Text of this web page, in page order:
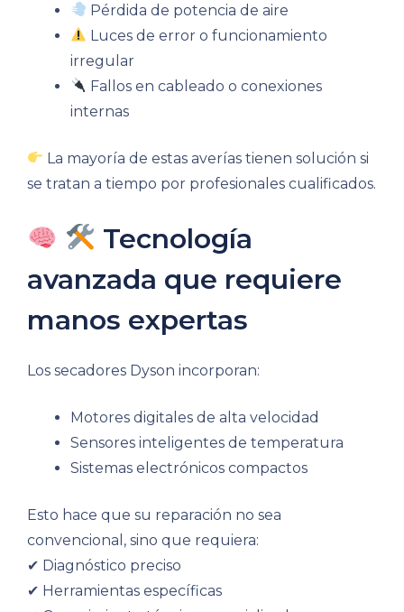
Pérdida de potencia de aire
Luces de error o funcionamiento
irregular
Fallos en cableado o conexiones
internas
La mayoría de estas averías tienen solución si
se tratan a tiempo por profesionales cualificados.
Tecnología
avanzada que requiere
manos expertas
Los secadores Dyson incorporan:
Motores digitales de alta velocidad
Sensores inteligentes de temperatura
Sistemas electrónicos compactos
Esto hace que su reparación no sea
convencional, sino que requiera:
✔ Diagnóstico preciso
✔ Herramientas específicas